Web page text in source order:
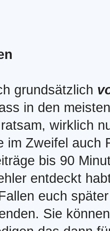
grundsätzlich
in den
wirklich
im Zweifel auch
bis 90
entdeckt
euch
Sie